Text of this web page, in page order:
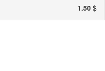
1.50 $